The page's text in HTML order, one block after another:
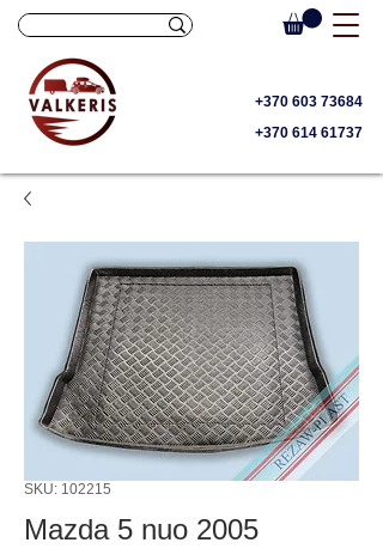
+370 603 73684
+370 614 61737
SKU: 102215
Mazda 5 nuo 2005